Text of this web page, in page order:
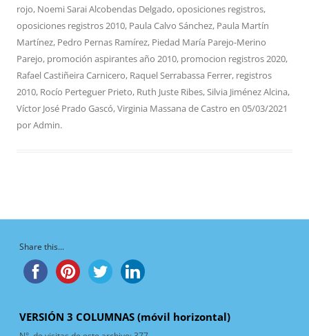
rojo, Noemi Sarai Alcobendas Delgado,oposiciones registros,
oposiciones registros 2010, Paula Calvo Sánchez, Paula Martín
Martínez, Pedro Pernas Ramírez, Piedad María Parejo-Merino
Parejo, promoción aspirantes año 2010, promocion registros 2020,
Rafael Castiñeira Carnicero, Raquel Serrabassa Ferrer, registros
2010, Rocío Perteguer Prieto, Ruth Juste Ribes,Silvia Jiménez Alcina,
Víctor José Prado Gascó,Virginia Massana de Castro en 05/03/2021
porAdmin.
Share this...
VERSIÓN 3 COLUMNAS (móvil horizontal)